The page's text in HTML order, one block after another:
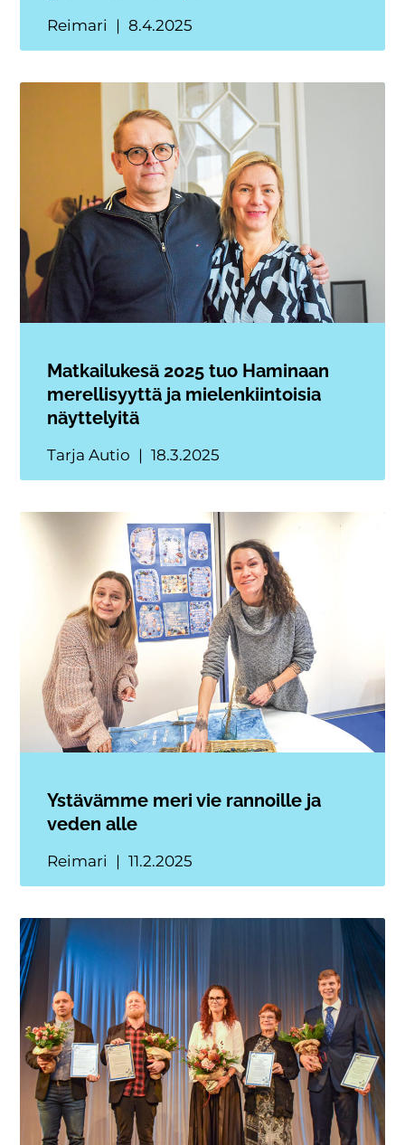
Reimari 8.4.2025
Matkailukesä 2025 tuo Haminaan
merellisyyttä ja mielenkiintoisia
näyttelyitä
Tarja Autio 18.3.2025
Ystävämme meri vie rannoille ja
veden alle
Reimari 11.2.2025